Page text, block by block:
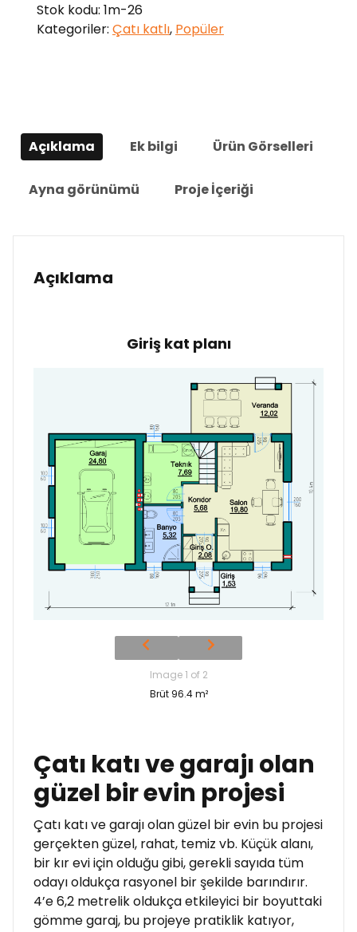
Stok kodu: 1m-26
Kategoriler: Çatı katlı, Popüler
Açıklama Ek bilgi Ürün Görselleri
Ayna görünümü Proje İçeriği
Açıklama
Giriş kat planı
Image 1 of 2
Brüt 96.4 m²
Çatı katı ve garajı olan
güzel bir evin projesi
Çatı katı ve garajı olan güzel bir evin bu projesi
gerçekten güzel, rahat, temiz vb. Küçük alanı,
bir kır evi için olduğu gibi, gerekli sayıda tüm
odayı oldukça rasyonel bir şekilde barındırır.
4’e 6,2 metrelik oldukça etkileyici bir boyuttaki
gömme garaj, bu projeye pratiklik katıyor,